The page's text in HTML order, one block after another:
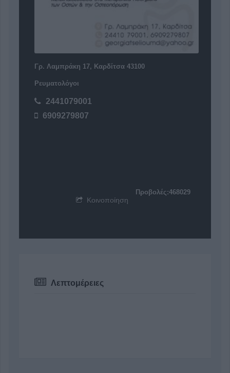
Γρ. Λαμπράκη 17, Καρδίτσα 43100
Ρευματολόγοι
2441079001
6909279807
Προβολές:468029
Κοινοποίηση
Λεπτομέρειες